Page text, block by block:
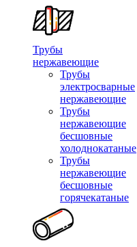
Трубы
нержавеющие
Трубы
электросварные
нержавеющие
Трубы
нержавеющие
бесшовные
холоднокатаные
Трубы
нержавеющие
бесшовные
горячекатаные